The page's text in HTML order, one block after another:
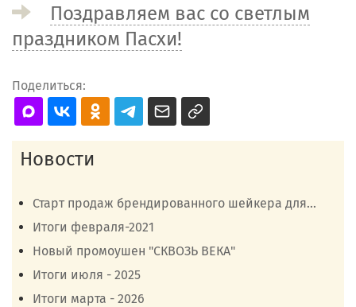
Поздравляем вас со светлым
праздником Пасхи!
Поделиться:
Новости
Старт продаж брендированного шейкера для...
Итоги февраля-2021
Новый промоушен "СКВОЗЬ ВЕКА"
Итоги июля - 2025
Итоги марта - 2026